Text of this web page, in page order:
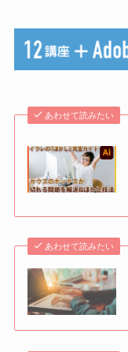
あわせて読みたい
あわせて読みたい